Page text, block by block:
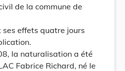
de la commune de
effets quatre jours
la naturalisation a été
Fabrice Richard, né le